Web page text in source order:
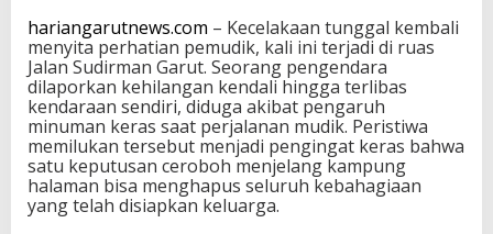
hariangarutnews.com – Kecelakaan tunggal kembali
menyita perhatian pemudik, kali ini terjadi di ruas
Jalan Sudirman Garut. Seorang pengendara
dilaporkan kehilangan kendali hingga terlibas
kendaraan sendiri, diduga akibat pengaruh
minuman keras saat perjalanan mudik. Peristiwa
memilukan tersebut menjadi pengingat keras bahwa
satu keputusan ceroboh menjelang kampung
halaman bisa menghapus seluruh kebahagiaan
yang telah disiapkan keluarga.